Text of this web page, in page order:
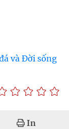
và Đời sống
In